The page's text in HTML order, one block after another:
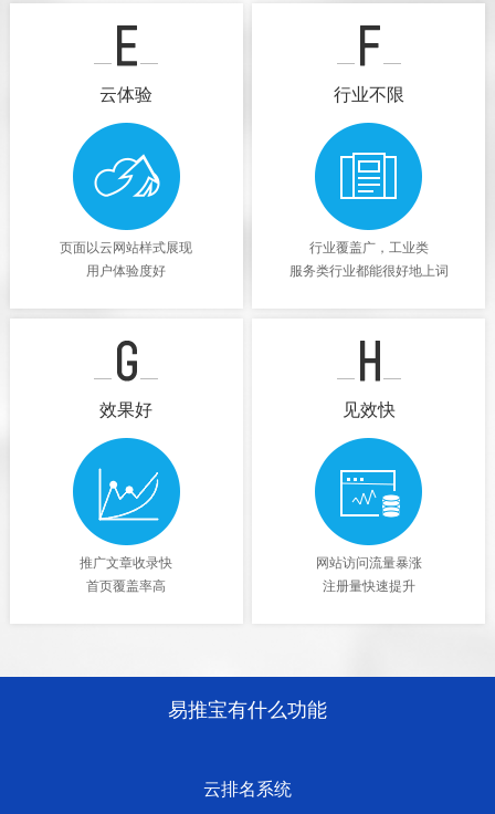
云体验
页面以云网站样式展现
用户体验度好
行业不限
行业覆盖广，工业类
服务类行业都能很好地上词
效果好
推广文章收录快
首页覆盖率高
见效快
网站访问流量暴涨
注册量快速提升
易推宝有什么功能
云排名系统